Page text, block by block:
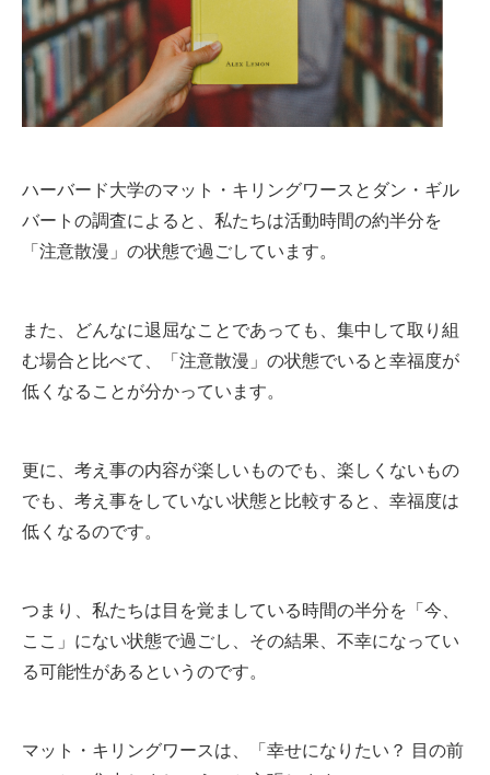
ハーバード大学のマット・キリングワースとダン・ギル
バートの調査によると、私たちは活動時間の約半分を
「注意散漫」の状態で過ごしています。
また、どんなに退屈なことであっても、集中して取り組
む場合と比べて、「注意散漫」の状態でいると幸福度が
低くなることが分かっています。
更に、考え事の内容が楽しいものでも、楽しくないもの
でも、考え事をしていない状態と比較すると、幸福度は
低くなるのです。
つまり、私たちは目を覚ましている時間の半分を「今、
ここ」にない状態で過ごし、その結果、不幸になってい
る可能性があるというのです。
マット・キリングワースは、「幸せになりたい？ 目の前